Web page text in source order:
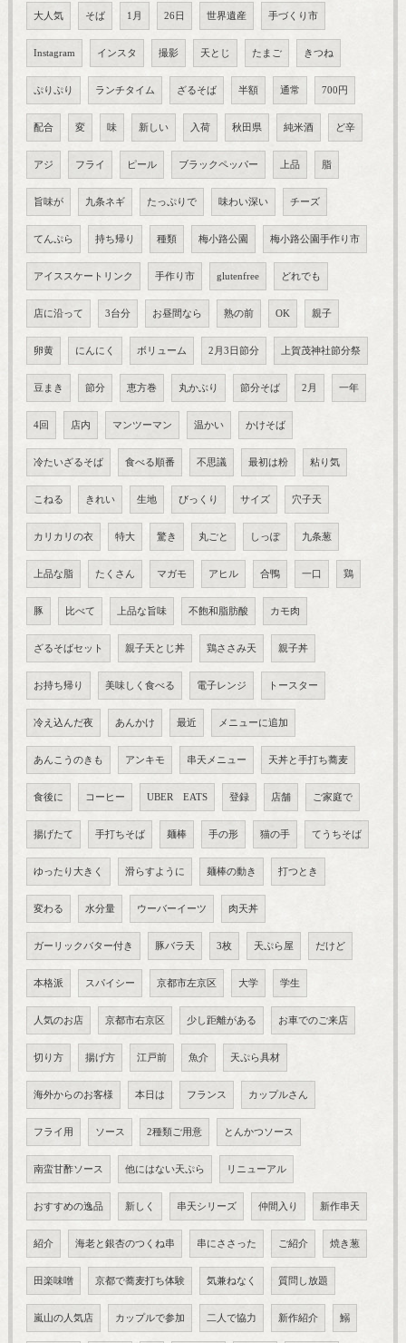
大人気 そば 1月 26日 世界遺産 手づくり市
Instagram インスタ 撮影 天とじ たまご きつね
ぷりぷり ランチタイム ざるそば 半額 通常 700円
配合 変 味 新しい 入荷 秋田県 純米酒 ど辛
アジ フライ ピール ブラックペッパー 上品 脂
旨味が 九条ネギ たっぷりで 味わい深い チーズ
てんぷら 持ち帰り 種類 梅小路公園 梅小路公園手作り市
アイススケートリンク 手作り市 glutenfree どれでも
店に沿って 3台分 お昼間なら 熟の前 OK 親子
卵黄 にんにく ボリューム 2月3日節分 上賀茂神社節分祭
豆まき 節分 恵方巻 丸かぶり 節分そば 2月 一年
4回 店内 マンツーマン 温かい かけそば
冷たいざるそば 食べる順番 不思議 最初は粉 粘り気
こねる きれい 生地 びっくり サイズ 穴子天
カリカリの衣 特大 驚き 丸ごと しっぽ 九条葱
上品な脂 たくさん マガモ アヒル 合鴨 一口 鶏
豚 比べて 上品な旨味 不飽和脂肪酸 カモ肉
ざるそばセット 親子天とじ丼 鶏ささみ天 親子丼
お持ち帰り 美味しく食べる 電子レンジ トースター
冷え込んだ夜 あんかけ 最近 メニューに追加
あんこうのきも アンキモ 串天メニュー 天丼と手打ち蕎麦
食後に コーヒー UBER EATS 登録 店舗 ご家庭で
揚げたて 手打ちそば 麺棒 手の形 猫の手 てうちそば
ゆったり大きく 滑らすように 麺棒の動き 打つとき
変わる 水分量 ウーバーイーツ 肉天丼
ガーリックバター付き 豚バラ天 3枚 天ぷら屋 だけど
本格派 スパイシー 京都市左京区 大学 学生
人気のお店 京都市右京区 少し距離がある お車でのご来店
切り方 揚げ方 江戸前 魚介 天ぷら具材
海外からのお客様 本日は フランス カップルさん
フライ用 ソース 2種類ご用意 とんかつソース
南蛮甘酢ソース 他にはない天ぷら リニューアル
おすすめの逸品 新しく 串天シリーズ 仲間入り 新作串天
紹介 海老と銀杏のつくね串 串にささった ご紹介 焼き葱
田楽味噌 京都で蕎麦打ち体験 気兼ねなく 質問し放題
嵐山の人気店 カップルで参加 二人で協力 新作紹介 鰯